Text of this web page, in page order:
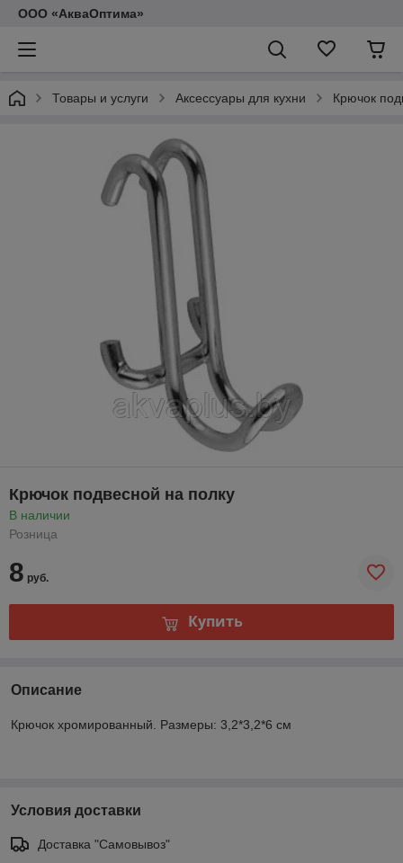
ООО «АкваОптима»
Товары и услуги Аксессуары для кухни Крючок
Крючок подвесной на полку
В наличии
Розница
8 руб.
Купить
Описание
Крючок хромированный. Размеры: 3,2*3,2*6 см
Условия доставки
Доставка "Самовывоз"